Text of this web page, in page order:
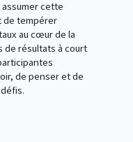
cette
de tempérer
au cœur de la
résultats à court
de penser et de